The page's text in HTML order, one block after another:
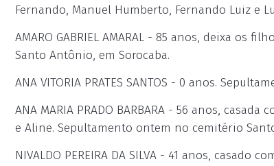
Fernando, Manuel Humberto, Fernando Luiz e
AMARO GABRIEL AMARAL - 85 anos, deixa os
Santo Antônio, em Sorocaba.
ANA VITORIA PRATES SANTOS - 0 anos.
ANA MARIA PRADO BARBARA - 56 anos,
e Aline. Sepultamento ontem no cemitério
NIVALDO PEREIRA DA SILVA - 41 anos,